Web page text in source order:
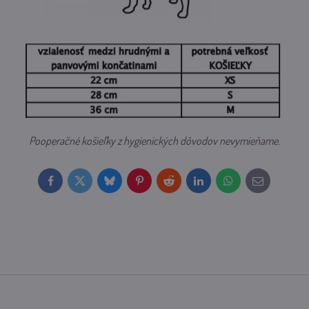
Pooperačné košieľky z hygienických dôvodov nevymieňame.
FacebookTwitterBlueskyPinterestReddit LinkedInWhatsApp
E-
mail